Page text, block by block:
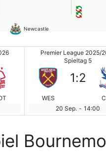
Newcastle
Premier League 2025/
Spieltag 5
WES
1:2
20 Sep. - 14:00